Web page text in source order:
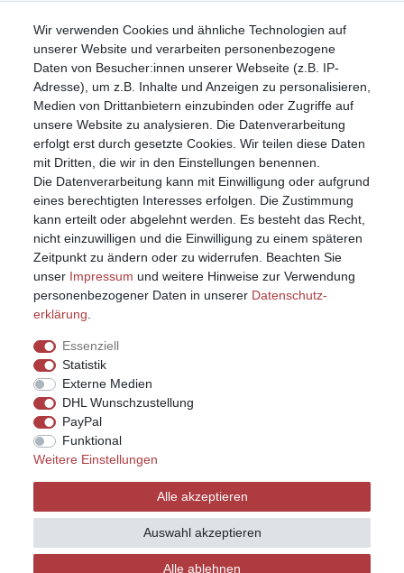
Mein Konto
Registrieren
Anmelden (Login)
Warenkorb
Wir verwenden Cookies und ähnliche Technologien auf
unserer Website und verarbeiten personenbezogene
Daten von Besucher:innen unserer Webseite (z.B. IP-
Adresse), um z.B. Inhalte und Anzeigen zu personalisieren,
Medien von Drittanbietern einzubinden oder Zugriffe auf
unsere Website zu analysieren. Die Datenverarbeitung
erfolgt erst durch gesetzte Cookies. Wir teilen diese Daten
mit Dritten, die wir in den Einstellungen benennen.
Die Datenverarbeitung kann mit Einwilligung oder aufgrund
eines berechtigten Interesses erfolgen. Die Zustimmung
kann erteilt oder abgelehnt werden. Es besteht das Recht,
nicht einzuwilligen und die Einwilligung zu einem späteren
Zeitpunkt zu ändern oder zu widerrufen. Beachten Sie
unser Impressum und weitere Hinweise zur Verwendung
personenbezogener Daten in unserer Daten­schutz­
erklärung
Essenziell
Statistik
Externe Medien
DHL Wunschzustellung
PayPal
Funktional
Weitere Einstellungen
Alle akzeptieren
Alle ablehnen
Auswahl akzeptieren
Vertrag widerrufen